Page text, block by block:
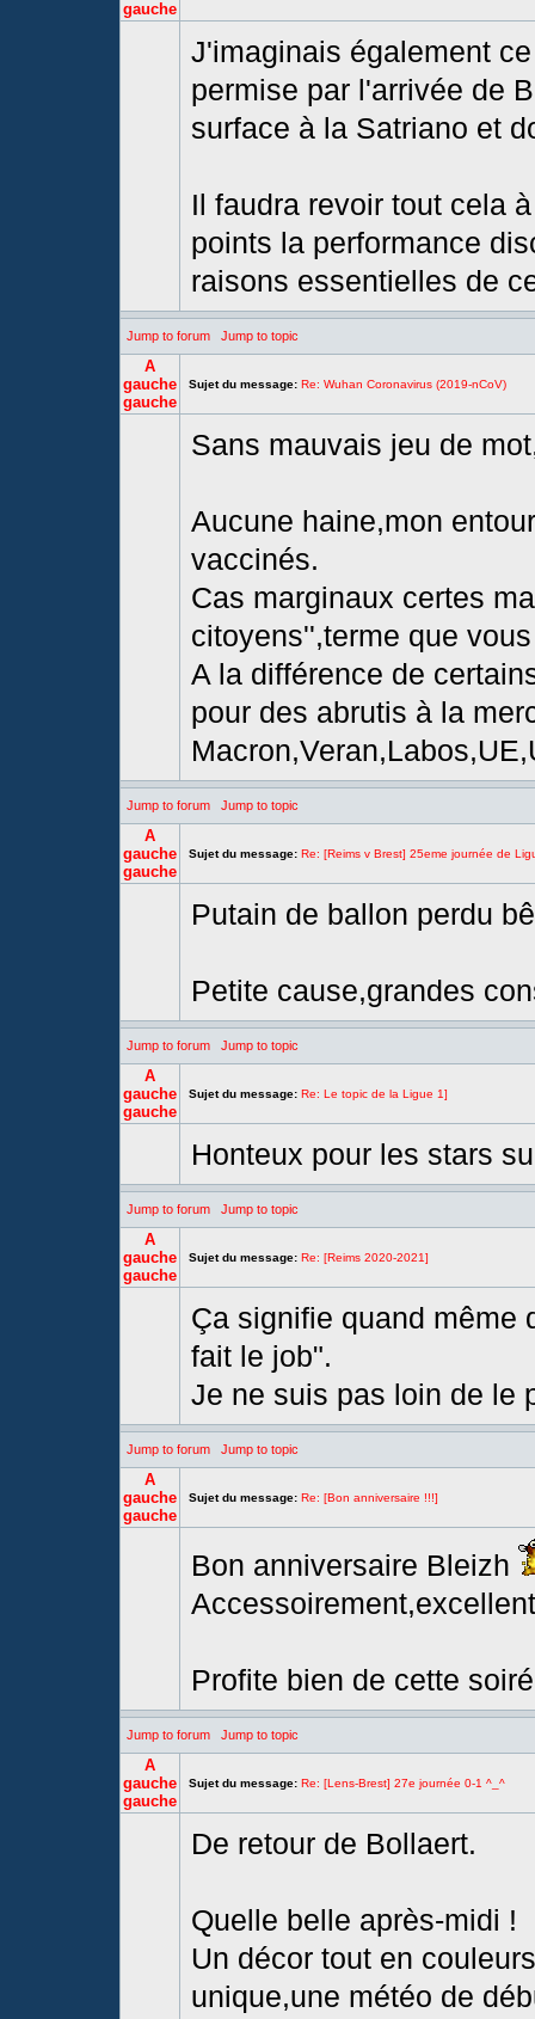
gauche
J'imaginais également
permise par l'arrivée de
surface à la Satriano et
Il faudra revoir tout cela
points la performance
raisons essentielles de
Jump to forum Jump to topic
A
gauche
gauche
Sujet du message: Re: Wuhan Coronavirus (2019-nCoV)
Sans mauvais jeu de
Aucune haine,mon
vaccinés.
Cas marginaux certes
citoyens'',terme que
A la différence de
pour des abrutis à la
Jump to forum Jump to topic
A
gauche
gauche
Sujet du message: Re: [Reims v Brest] 25eme journée de
Putain de ballon perdu
Petite cause,grandes
Jump to forum Jump to topic
A
gauche
gauche
Sujet du message: Re: Le topic de la Ligue 1]
Honteux pour les stars
Jump to forum Jump to topic
A
gauche
gauche
Sujet du message: Re: [Reims 2020-2021]
Ça signifie quand même
fait le job".
Je ne suis pas loin de le
Jump to forum Jump to topic
A
gauche
gauche
Sujet du message: Re: [Bon anniversaire !!!]
Bon anniversaire Bleizh
Profite bien de cette
Jump to forum Jump to topic
A
gauche
gauche
Sujet du message: Re: [Lens-Brest] 27e journée 0-1 ^_^
De retour de Bollaert.
Quelle belle après-midi !
Un décor tout en
unique,une météo de